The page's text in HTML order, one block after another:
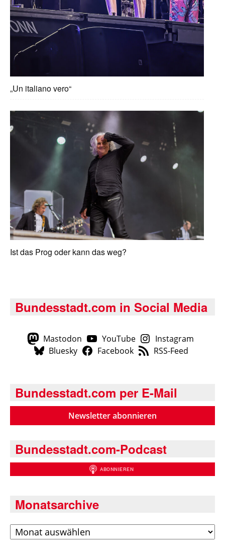
„Un italiano vero“
Ist das Prog oder kann das weg?
Bundesstadt.com in Social Media
Mastodon YouTube
Instagram
Bluesky
Facebook RSS-Feed
Bundesstadt.com per E-Mail
Newsletter abonnieren
Bundesstadt.com-Podcast
Monatsarchive
Archiv